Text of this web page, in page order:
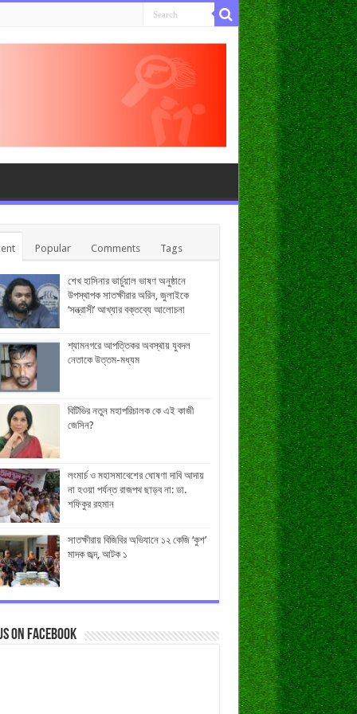
Popular Comments Tags
শেখ হাসিনার ভার্চুয়াল ভাষণ অনুষ্ঠানে
উপস্থাপক সাতক্ষীরার অরিন, জুলাইকে
‘সন্ত্রাসী’ আখ্যার বক্তব্যে আলোচনা
শ্যামনগরে আপত্তিকর অবস্থায় যুবদল
নেতাকে উত্তম-মধ্যম
বিটিভির নতুন মহাপরিচালক কে এই কাজী
জেসিন?
লংমার্চ ও মহাসমাবেশের ঘোষণা দাবি আদায়
না হওয়া পর্যন্ত রাজপথ ছাড়ব না: ডা.
শফিকুর রহমান
সাতক্ষীরায় বিজিবির অভিযানে ১২ কেজি ‘কুশ’
মাদক জব্দ, আটক ১
on Facebook